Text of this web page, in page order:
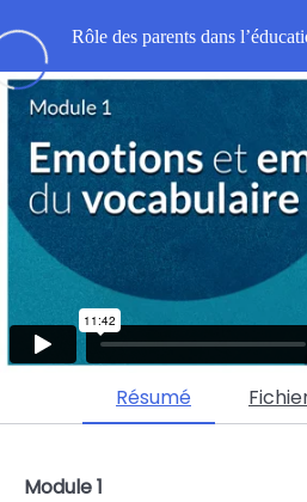
Rôle des parents dans l’éducation
Éducation émotionnelle et
Avec les enfants, parfois…
Émotions et empathie : du
(offert)
Rôle des parents dans
Résumé
Module 1